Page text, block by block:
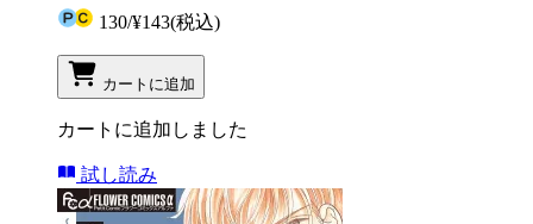
130/¥143(税込)
カートに追加
カートに追加しました
試し読み